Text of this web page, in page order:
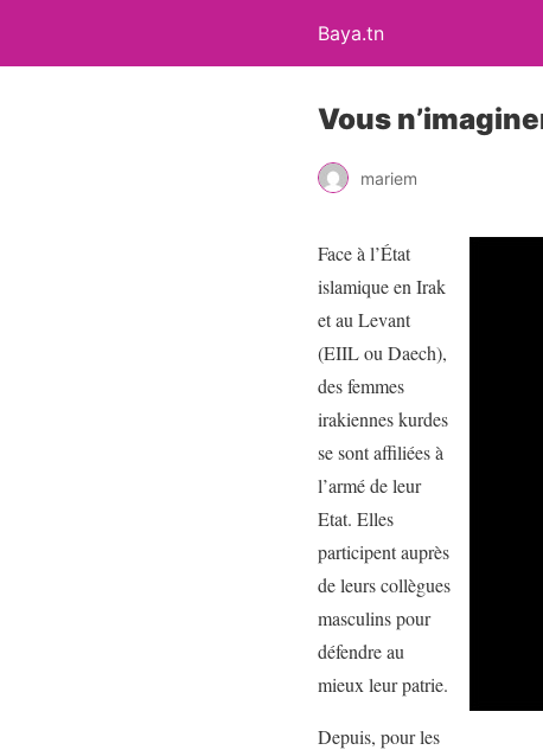
Baya.tn
Vous
mariem
Face à l’État
islamique en Irak
et au Levant
(EIIL ou Daech),
des femmes
irakiennes kurdes
se sont affiliées à
l’armé de leur
Etat. Elles
participent auprès
de leurs collègues
masculins pour
défendre au
mieux leur patrie.
Depuis, pour les